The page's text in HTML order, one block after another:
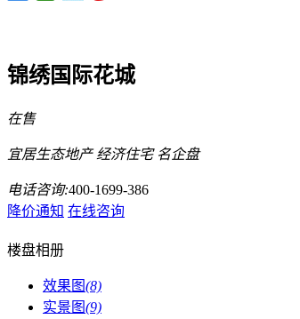
锦绣国际花城
在售
宜居生态地产 经济住宅 名企盘
电话咨询:400-1699-386
降价通知 在线咨询
楼盘相册
效果图(8)
实景图(9)